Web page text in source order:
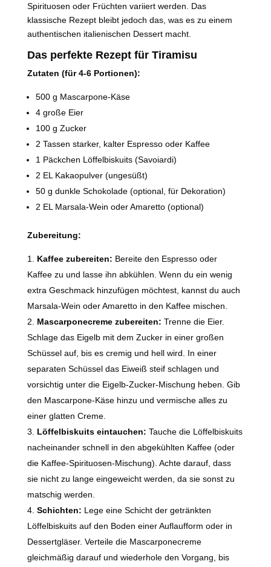
Spirituosen oder Früchten variiert werden. Das
klassische Rezept bleibt jedoch das, was es zu einem
authentischen italienischen Dessert macht.
Das perfekte Rezept für Tiramisu
Zutaten (für 4-6 Portionen):
500 g Mascarpone-Käse
4 große Eier
100 g Zucker
2 Tassen starker, kalter Espresso oder Kaffee
1 Päckchen Löffelbiskuits (Savoiardi)
2 EL Kakaopulver (ungesüßt)
50 g dunkle Schokolade (optional, für Dekoration)
2 EL Marsala-Wein oder Amaretto (optional)
Zubereitung:
Kaffee zubereiten: Bereite den Espresso oder
Kaffee zu und lasse ihn abkühlen. Wenn du ein wenig
extra Geschmack hinzufügen möchtest, kannst du auch
Marsala-Wein oder Amaretto in den Kaffee mischen.
Mascarponecreme zubereiten: Trenne die Eier.
Schlage das Eigelb mit dem Zucker in einer großen
Schüssel auf, bis es cremig und hell wird. In einer
separaten Schüssel das Eiweiß steif schlagen und
vorsichtig unter die Eigelb-Zucker-Mischung heben. Gib
den Mascarpone-Käse hinzu und vermische alles zu
einer glatten Creme.
Löffelbiskuits eintauchen: Tauche die Löffelbiskuits
nacheinander schnell in den abgekühlten Kaffee (oder
die Kaffee-Spirituosen-Mischung). Achte darauf, dass
sie nicht zu lange eingeweicht werden, da sie sonst zu
matschig werden.
Schichten: Lege eine Schicht der getränkten
Löffelbiskuits auf den Boden einer Auflaufform oder in
Dessertgläser. Verteile die Mascarponecreme
gleichmäßig darauf und wiederhole den Vorgang, bis